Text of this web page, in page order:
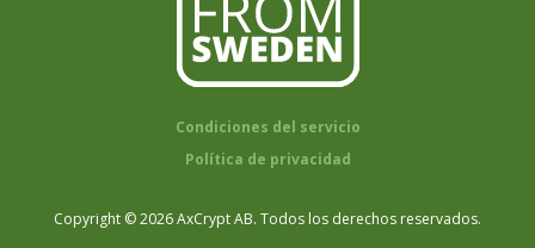
Condiciones del servicio
Política de privacidad
Copyright © 2026 AxCrypt AB. Todos los derechos reservados.